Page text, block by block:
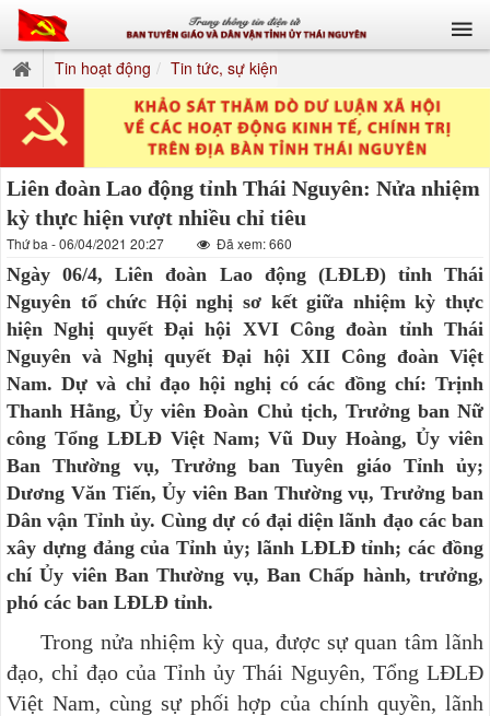
Tin hoạt động Tin tức, sự kiện
Liên đoàn Lao động tỉnh Thái Nguyên: Nửa nhiệm
kỳ thực hiện vượt nhiều chỉ tiêu
Thứ ba - 06/04/2021 20:27 Đã xem: 660
Ngày 06/4, Liên đoàn Lao động (LĐLĐ) tỉnh Thái
Nguyên tổ chức Hội nghị sơ kết giữa nhiệm kỳ thực
hiện Nghị quyết Đại hội XVI Công đoàn tỉnh Thái
Nguyên và Nghị quyết Đại hội XII Công đoàn Việt
Nam. Dự và chỉ đạo hội nghị có các đồng chí: Trịnh
Thanh Hằng, Ủy viên Đoàn Chủ tịch, Trưởng ban Nữ
công Tổng LĐLĐ Việt Nam; Vũ Duy Hoàng, Ủy viên
Ban Thường vụ, Trưởng ban Tuyên giáo Tỉnh ủy;
Dương Văn Tiến, Ủy viên Ban Thường vụ, Trưởng ban
Dân vận Tỉnh ủy. Cùng dự có đại diện lãnh đạo các ban
xây dựng đảng của Tỉnh ủy; lãnh LĐLĐ tỉnh; các đồng
chí Ủy viên Ban Thường vụ, Ban Chấp hành, trưởng,
phó các ban LĐLĐ tỉnh.
Trong nửa nhiệm kỳ qua, được sự quan tâm lãnh
đạo, chỉ đạo của Tỉnh ủy Thái Nguyên, Tổng LĐLĐ
Việt Nam, cùng sự phối hợp của chính quyền, lãnh